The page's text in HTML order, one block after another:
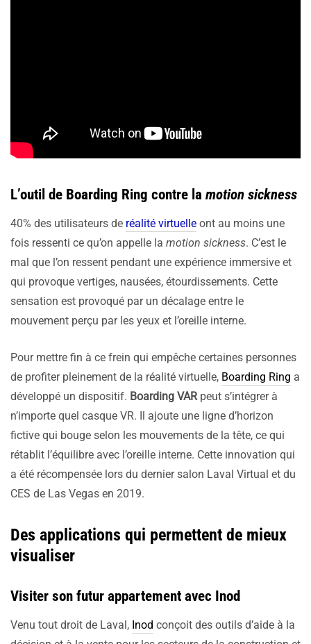
L’outil de Boarding Ring contre la motion sickness
40% des utilisateurs de réalité virtuelle ont au moins une
fois ressenti ce qu’on appelle la motion sickness. C’est le
mal que l’on ressent pendant une expérience immersive et
qui provoque vertiges, nausées, étourdissements. Cette
sensation est provoqué par un décalage entre le
mouvement perçu par les yeux et l’oreille interne.
Pour mettre fin à ce frein qui empêche certaines personnes
de profiter pleinement de la réalité virtuelle, Boarding Ring a
développé un dispositif. Boarding VAR peut s’intégrer à
n’importe quel casque VR. Il ajoute une ligne d’horizon
fictive qui bouge selon les mouvements de la tête, ce qui
rétablit l’équilibre avec l’oreille interne. Cette innovation qui
a été récompensée lors du dernier salon Laval Virtual et du
CES de Las Vegas en 2019.
Des applications qui permettent de mieux
visualiser
Visiter son futur appartement avec Inod
Venu tout droit de Laval, Inod conçoit des outils d’aide à la